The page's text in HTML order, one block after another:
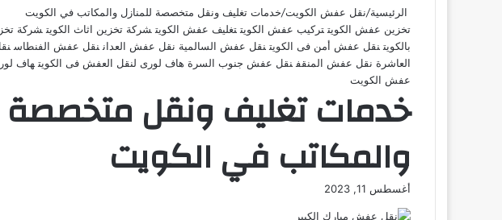
الرئيسية/نقل عفش الكويت/خدمات تغليف ونقل متخصصة للمنازل والمكاتب في الكويت
تخزين عفش الكويت تركيب عفش الكويت تغليف عفش الكويت شركة تخزين اثاث الكويت شركة
بالكويت نقل عفش أمن فى الكويت نقل عفش السالمية نقل عفش العدان نقل عفش الفنطاس
العاشرة نقل عفش المنقف نقل عفش جنوب السرة هاف لورى لنقل العفش فى الكويت هاف
عفش الكويت
خدمات تغليف ونقل متخصصة
والمكاتب في الكويت
أغسطس 11, 2023